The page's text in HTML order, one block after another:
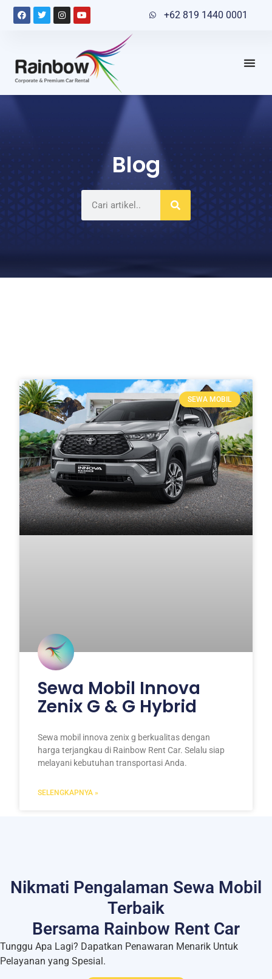
+62 819 1440 0001
Blog
SEWA MOBIL
Sewa Mobil Innova
Zenix G & G Hybrid
Sewa mobil innova zenix g berkualitas dengan
harga terjangkau di Rainbow Rent Car. Selalu siap
melayani kebutuhan transportasi Anda.
SELENGKAPNYA »
Nikmati Pengalaman Sewa Mobil
Terbaik
Bersama Rainbow Rent Car
Tunggu Apa Lagi? Dapatkan Penawaran Menarik Untuk
Pelayanan yang Spesial.